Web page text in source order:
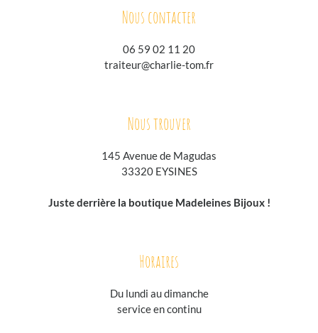
Nous contacter
06 59 02 11 20
traiteur@charlie-tom.fr
Nous trouver
145 Avenue de Magudas
33320 EYSINES
Juste derrière la boutique Madeleines Bijoux !
Horaires
Du lundi audimanche
service en continu